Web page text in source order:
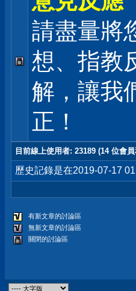
請盡量將
想、指教
解，讓我
正！
目前線上使用者: 23189 (14 位會
歷史記錄是在2019-07-17
有新文章的討論區
無新文章的討論區
關閉的討論區